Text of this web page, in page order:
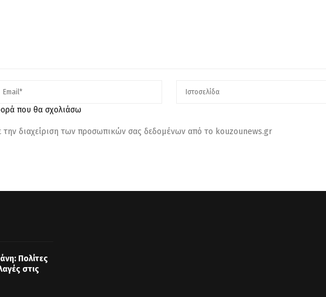
που θα σχολιάσω
διαχείριση των προσωπικών σας δεδομένων από το kouzounews.gr
Πολίτες
στις